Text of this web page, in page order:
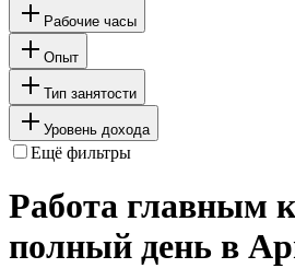
Рабочие часы
Опыт
Тип занятости
Уровень дохода
Ещё фильтры
Работа главным
полный день в